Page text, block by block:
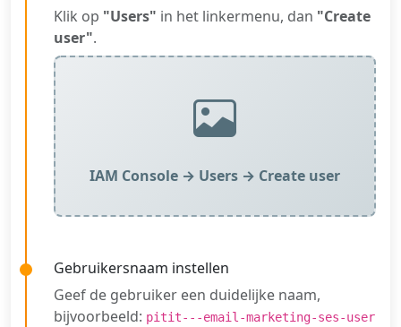
Klik op "Users" in het linkermenu, dan "Create
user".
IAM Console → Users → Create user
Gebruikersnaam instellen
Geef de gebruiker een duidelijke naam,
bijvoorbeeld: pitit---email-marketing-ses-user